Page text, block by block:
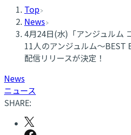
Top
News
4月24日(水)「アンジュルム
11⼈のアンジュルム～BEST
配信リリースが決定！
News
ニュース
SHARE: